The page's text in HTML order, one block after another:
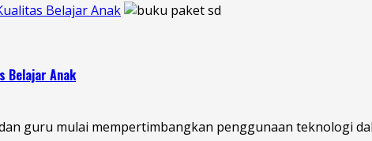
Belajar Anak
Belajar Anak
guru mulai mempertimbangkan penggunaan teknologi